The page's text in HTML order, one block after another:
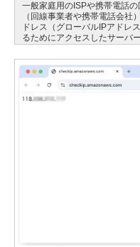
一般家庭用のISPや携帯電話
（回線事業者や携帯電話会社
ドレス（グローバルIPアドレ
るためにアクセスしたサーバ